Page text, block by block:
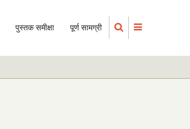
पुस्तक समीक्षा पूर्ण सामग्री